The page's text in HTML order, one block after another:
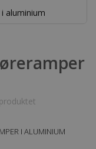
aluminium
I ALUMINIUM